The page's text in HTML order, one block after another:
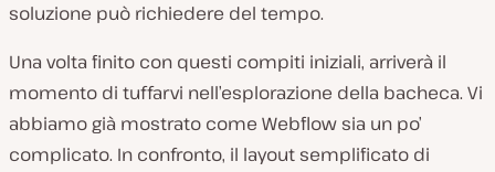
soluzione può richiedere del tempo.
Una volta finito con questi compiti iniziali, arriverà il
momento di tuffarvi nell’esplorazione della bacheca. Vi
abbiamo già mostrato come Webflow sia un po’
complicato. In confronto, il layout semplificato di